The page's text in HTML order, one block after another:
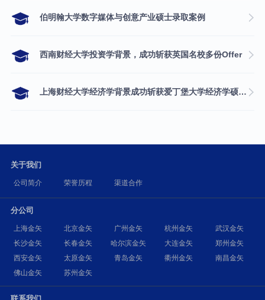
伯明翰大学数字媒体与创意产业硕士录取案例
西南财经大学投资学背景，成功斩获英国名校多份Offer
上海财经大学经济学背景成功斩获爱丁堡大学经济学硕士录取
关于我们
公司简介 荣誉历程 渠道合作
分公司
上海金矢 北京金矢 广州金矢 杭州金矢
武汉金矢
长沙金矢
长春金矢 哈尔滨金矢 大连金矢
郑州金矢
西安金矢
太原金矢 青岛金矢 衢州金矢
南昌金矢
佛山金矢
苏州金矢